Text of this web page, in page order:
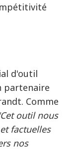
d'outil
partenaire
Comme
outil nous
factuelles
nos